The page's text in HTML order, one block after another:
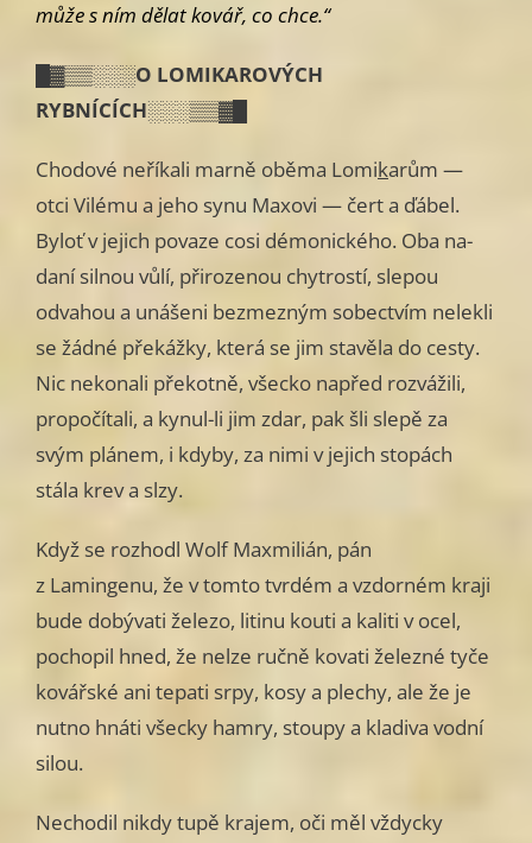
může s ním dělat kovář, co chce.“
█▓▒▒░░░O LOMIKAROVÝCH
RYBNÍCÍCH░░░▒▒▓█
Chodové neříkali marně oběma Lomikarům —
otci Vilému a jeho synu Maxovi — čert a ďábel.
Byloť v jejich povaze cosi démonického. Oba na­
daní silnou vůlí, přirozenou chytrostí, slepou
odvahou a unášeni bezmez­ným sobectvím nelekli
se žádné překážky, která se jim stavěla do cesty.
Nic nekonali překotně, všecko napřed rozvážili,
propočítali, a kynul-li jim zdar, pak šli slepě za
svým plánem, i kdyby, za nimi v jejich stopách
stála krev a slzy.
Když se rozhodl Wolf Maxmilián, pán
z Lamingenu, že v tomto tvrdém a vzdorném kraji
bude dobývati železo, litinu kouti a kaliti v ocel,
pochopil hned, že nelze ručně kovati železné tyče
kovářské ani tepati srpy, kosy a plechy, ale že je
nutno hnáti všecky hamry, stoupy a kladiva vodní
silou.
Nechodil nikdy tupě krajem, oči měl vždycky